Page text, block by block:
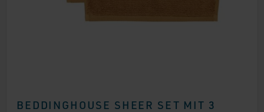
BEDDINGHOUSE SHEER SET MIT 3